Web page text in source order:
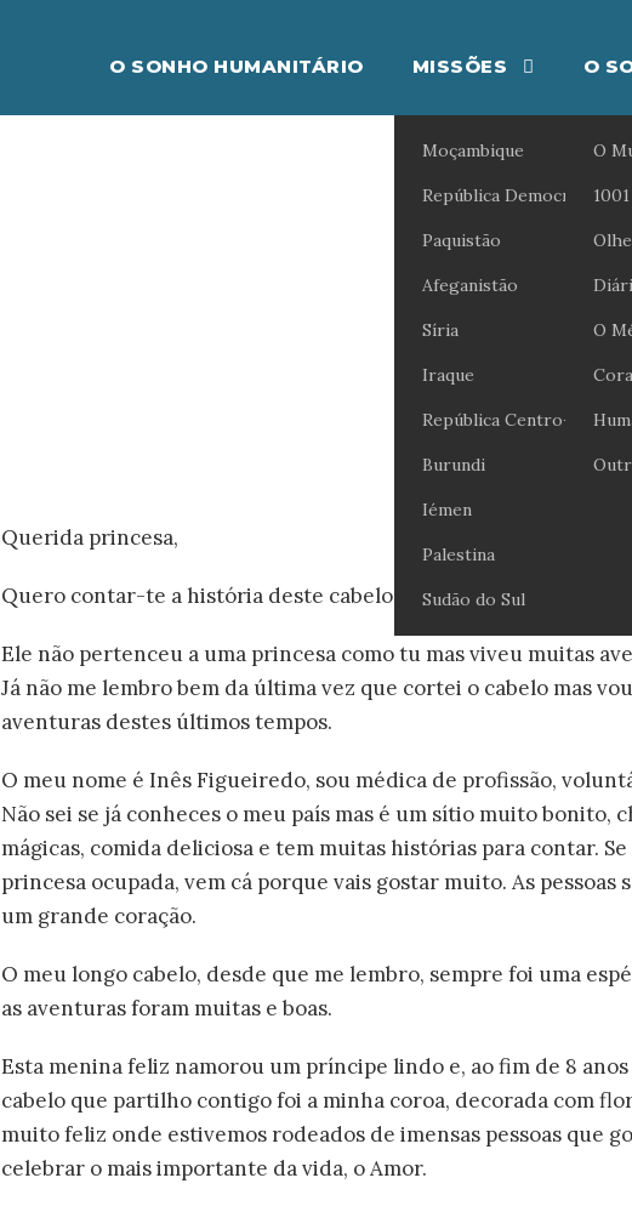
O SONHO HUMANITÁRIO MISSÕES
Moçambique
República Democrática
Paquistão
Afeganistão
Síria
Iraque
República Centro-
Burundi
Iémen
Palestina
Sudão do Sul
O
O
O
Querida Princesa (1)
CORAÇÃO E O MUNDO
Querida princesa,
Quero contar-te a história deste cabelo que agora é teu.
Ele não pertenceu a uma princesa como tu mas viveu muitas
Já não me lembro bem da última vez que cortei o cabelo mas
aventuras destes últimos tempos.
O meu nome é Inês Figueiredo, sou médica de profissão,
Não sei se já conheces o meu país mas é um sítio muito bonito,
mágicas, comida deliciosa e tem muitas histórias para contar.
princesa ocupada, vem cá porque vais gostar muito. As pessoas
um grande coração.
O meu longo cabelo, desde que me lembro, sempre foi uma
as aventuras foram muitas e boas.
Esta menina feliz namorou um príncipe lindo e, ao fim de 8
cabelo que partilho contigo foi a minha coroa, decorada com
muito feliz onde estivemos rodeados de imensas pessoas que
celebrar o mais importante da vida, o Amor.